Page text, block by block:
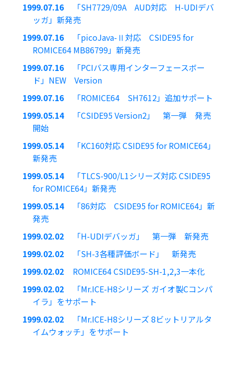
1999.07.16
「SH7729/09A AUD対応 H-UDIデバ
ッガ」新発売
1999.07.16
「picoJava-Ⅱ対応 CSIDE95 for
ROMICE64 MB86799」新発売
1999.07.16
「PCIバス専用インターフェースボー
ド」NEW Version
1999.07.16
「ROMICE64 SH7612」追加サポート
1999.05.14
「CSIDE95 Version2」 第一弾 発売
開始
1999.05.14
「KC160対応 CSIDE95 for ROMICE64」
新発売
1999.05.14
「TLCS-900/L1シリーズ対応 CSIDE95
for ROMICE64」新発売
1999.05.14
「86対応 CSIDE95 for ROMICE64」新
発売
1999.02.02
「H-UDIデバッガ」 第一弾 新発売
1999.02.02
「SH-3各種評価ボード」 新発売
1999.02.02
ROMICE64 CSIDE95-SH-1,2,3一本化
1999.02.02
「Mr.ICE-H8シリーズ ガイオ製Cコンパ
イラ」をサポート
1999.02.02
「Mr.ICE-H8シリーズ 8ビットリアルタ
イムウォッチ」をサポート